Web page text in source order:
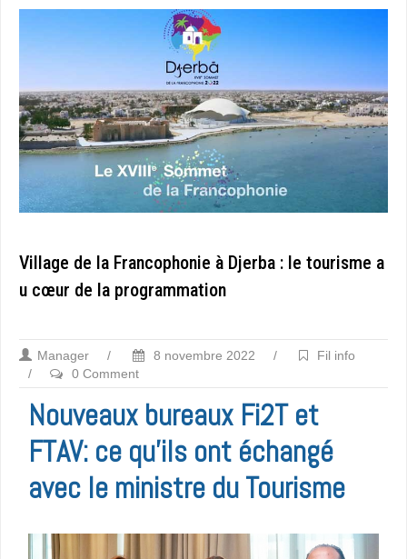
Village de la Francophonie à Djerba : le tourisme a
u cœur de la programmation
Manager / 8 novembre 2022 /
Fil info
/
0 Comment
Nouveaux bureaux Fi2T et
FTAV: ce qu’ils ont échangé
avec le ministre du Tourisme